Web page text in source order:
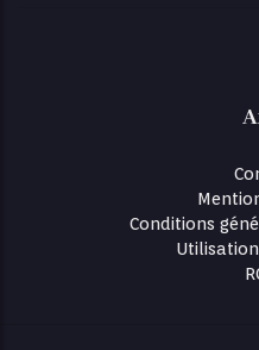
Conditions